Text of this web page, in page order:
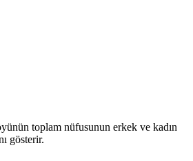
toplam nüfusunun erkek ve kadın
gösterir.